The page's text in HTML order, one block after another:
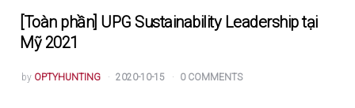
[Toàn phần] UPG Sustainability Leadership tại
Mỹ 2021
POSTED
by OPTYHUNTING 2020-10-15 0 COMMENTS